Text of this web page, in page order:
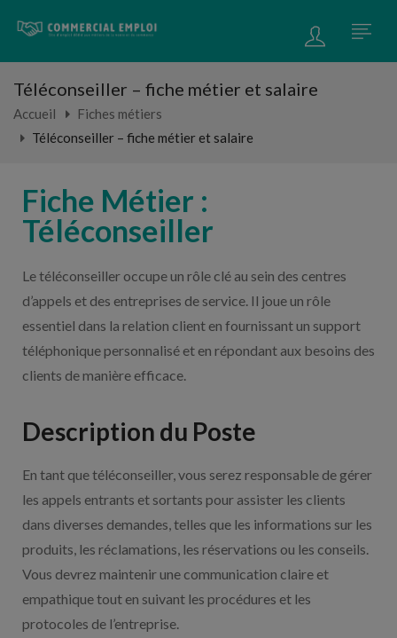
Téléconseiller – fiche métier et salaire
Accueil
Fiches métiers
Téléconseiller – fiche métier et salaire
Fiche Métier :
Téléconseiller
Le téléconseiller occupe un rôle clé au sein des centres
d’appels et des entreprises de service. Il joue un rôle
essentiel dans la relation client en fournissant un support
téléphonique personnalisé et en répondant aux besoins des
clients de manière efficace.
Description du Poste
En tant que téléconseiller, vous serez responsable de gérer
les appels entrants et sortants pour assister les clients
dans diverses demandes, telles que les informations sur les
produits, les réclamations, les réservations ou les conseils.
Vous devrez maintenir une communication claire et
empathique tout en suivant les procédures et les
protocoles de l’entreprise.